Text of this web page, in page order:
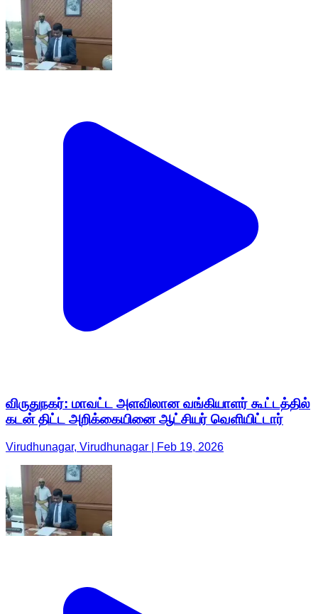
விருதுநகர்: மாவட்ட அளவிலான வங்கியாளர் கூட்டத்தில்
கடன் திட்ட அறிக்கையினை ஆட்சியர் வெளியிட்டார்
Virudhunagar, Virudhunagar | Feb 19, 2026